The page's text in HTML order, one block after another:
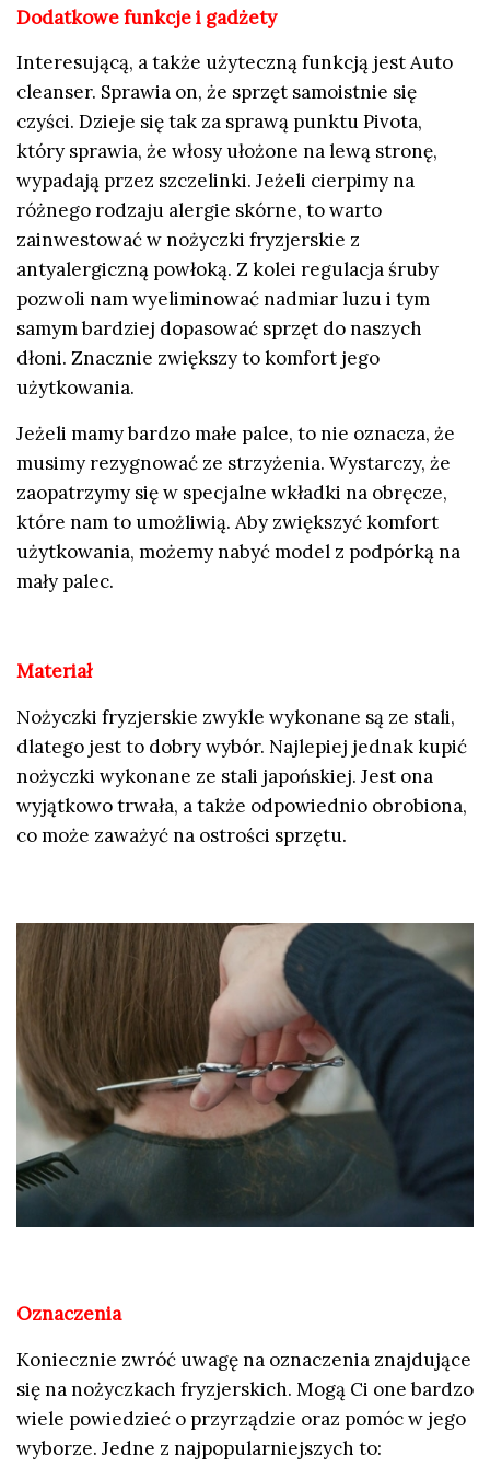
Dodatkowe funkcje i gadżety
Interesującą, a także użyteczną funkcją jest Auto
cleanser. Sprawia on, że sprzęt samoistnie się
czyści. Dzieje się tak za sprawą punktu Pivota,
który sprawia, że włosy ułożone na lewą stronę,
wypadają przez szczelinki. Jeżeli cierpimy na
różnego rodzaju alergie skórne, to warto
zainwestować w nożyczki fryzjerskie z
antyalergiczną powłoką. Z kolei regulacja śruby
pozwoli nam wyeliminować nadmiar luzu i tym
samym bardziej dopasować sprzęt do naszych
dłoni. Znacznie zwiększy to komfort jego
użytkowania.
Jeżeli mamy bardzo małe palce, to nie oznacza, że
musimy rezygnować ze strzyżenia. Wystarczy, że
zaopatrzymy się w specjalne wkładki na obręcze,
które nam to umożliwią. Aby zwiększyć komfort
użytkowania, możemy nabyć model z podpórką na
mały palec.
Materiał
Nożyczki fryzjerskie zwykle wykonane są ze stali,
dlatego jest to dobry wybór. Najlepiej jednak kupić
nożyczki wykonane ze stali japońskiej. Jest ona
wyjątkowo trwała, a także odpowiednio obrobiona,
co może zaważyć na ostrości sprzętu.
Oznaczenia
Koniecznie zwróć uwagę na oznaczenia znajdujące
się na nożyczkach fryzjerskich. Mogą Ci one bardzo
wiele powiedzieć o przyrządzie oraz pomóc w jego
wyborze. Jedne z najpopularniejszych to: